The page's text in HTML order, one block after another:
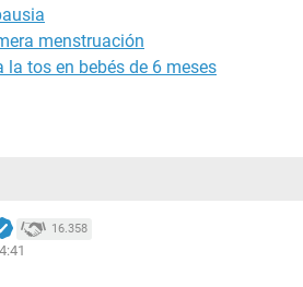
menstruación
la tos en bebés de 6 meses
16.358